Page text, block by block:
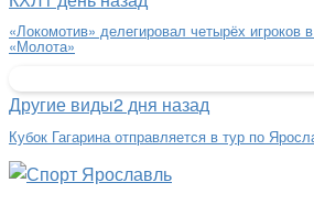
«Локомотив» делегировал четырёх игроков
«Молота»
Другие виды2 дня назад
Кубок Гагарина отправляется в тур по